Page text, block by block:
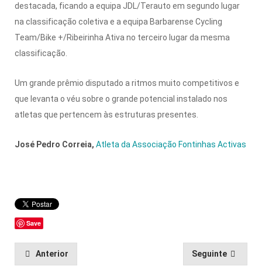
destacada, ficando a equipa JDL/Terauto em segundo lugar
na classificação coletiva e a equipa Barbarense Cycling
Team/Bike +/Ribeirinha Ativa no terceiro lugar da mesma
classificação.
Um grande prêmio disputado a ritmos muito competitivos e
que levanta o véu sobre o grande potencial instalado nos
atletas que pertencem às estruturas presentes.
José Pedro Correia, Atleta da Associação Fontinhas Activas
Save
Anterior Seguinte